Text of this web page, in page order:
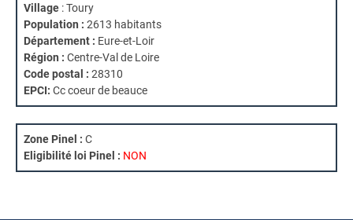
Village : Toury
Population : 2613 habitants
Département : Eure-et-Loir
Région : Centre-Val de Loire
Code postal : 28310
EPCI: Cc coeur de beauce
Zone Pinel : C
Eligibilité loi Pinel : NON